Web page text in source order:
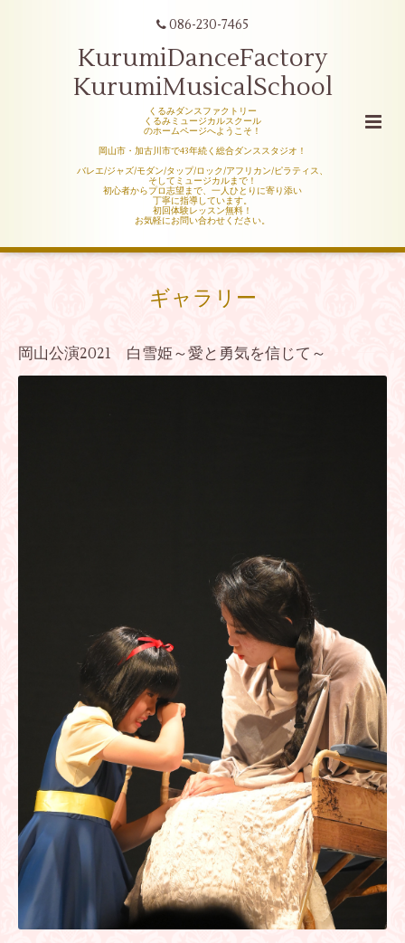
086-230-7465
KurumiDanceFactory
KurumiMusicalSchool
くるみダンスファクトリー
くるみミュージカルスクール
のホームページへようこそ！
岡山市・加古川市で43年続く総合ダンススタジオ！
バレエ/ジャズ/モダン/タップ/ロック/アフリカン/ピラティス、
そしてミュージカルまで！
初心者からプロ志望まで、一人ひとりに寄り添い
丁寧に指導しています。
初回体験レッスン無料！
お気軽にお問い合わせください。
ギャラリー
岡山公演2021 白雪姫～愛と勇気を信じて～